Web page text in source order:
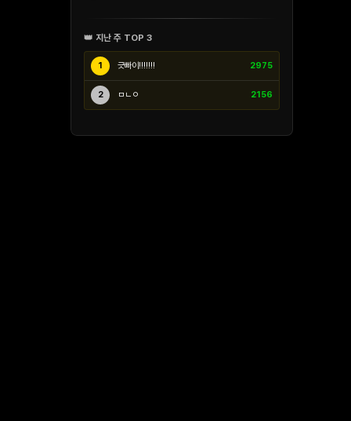
👑 지난 주 TOP 3
1 긋빠이!!!!!!! 2975
2 ㅁㄴㅇ 2156